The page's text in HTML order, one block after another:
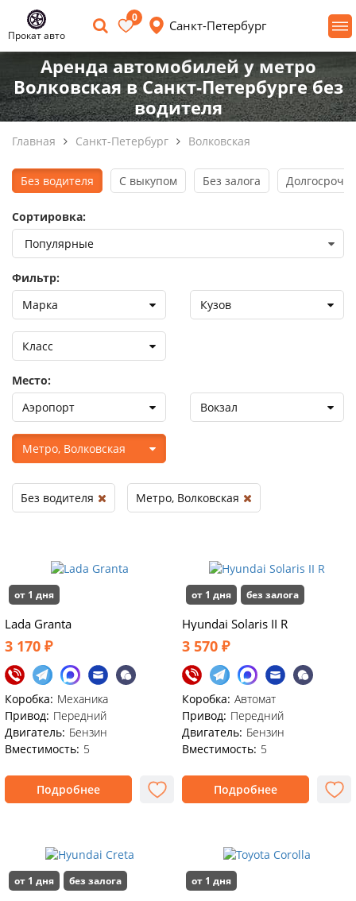
Прокат авто
0
Санкт-Петербург
Аренда автомобилей у метро
Волковская в Санкт-Петербурге без
водителя
Главная Санкт-Петербург Волковская
от 1 дня
Lada Granta
3 170 ₽
Коробка: Механика
Привод: Передний
Двигатель: Бензин
Вместимость: 5
Подробнее
от 1 дня без залога
Hyundai Solaris II R
3 570 ₽
Коробка: Автомат
Привод: Передний
Двигатель: Бензин
Вместимость: 5
Подробнее
от 1 дня без залога от 1 дня
Без водителя С выкупом Без залога
Сортировка:
Фильтр:
Марка
Кузов
Класс
Место:
Аэропорт
Вокзал
Метро, Волковская
Без водителя Метро, Волковская